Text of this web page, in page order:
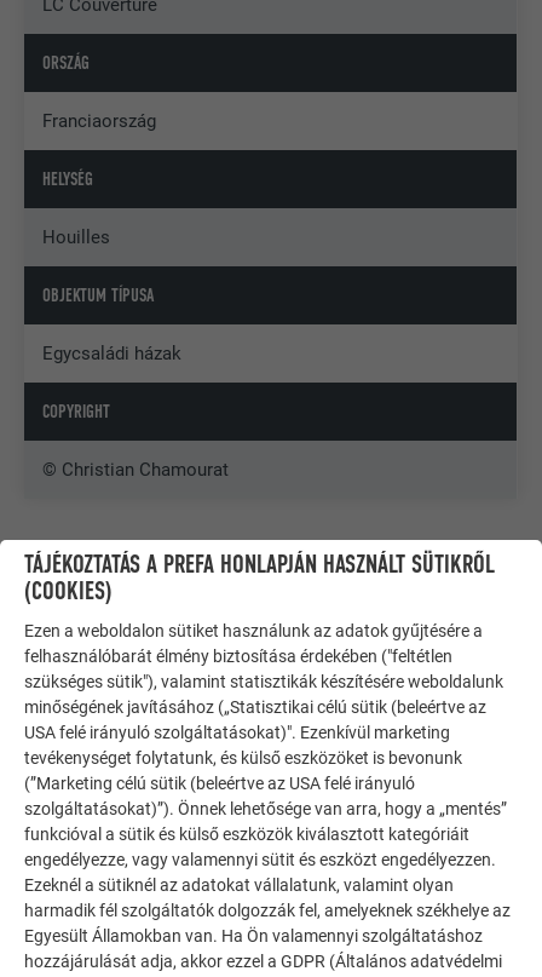
LC Couverture
ORSZÁG
Franciaország
HELYSÉG
Houilles
OBJEKTUM TÍPUSA
Egycsaládi házak
COPYRIGHT
© Christian Chamourat
INSPIRÁLÓDJON
TOVÁBBI ÉPÜLETEK
TÁJÉKOZTATÁS A PREFA HONLAPJÁN HASZNÁLT SÜTIKRŐL
(COOKIES)
Ezen a weboldalon sütiket használunk az adatok gyűjtésére a
felhasználóbarát élmény biztosítása érdekében ("feltétlen
szükséges sütik"), valamint statisztikák készítésére weboldalunk
minőségének javításához („Statisztikai célú sütik (beleértve az
USA felé irányuló szolgáltatásokat)". Ezenkívül marketing
tevékenységet folytatunk, és külső eszközöket is bevonunk
(”Marketing célú sütik (beleértve az USA felé irányuló
szolgáltatásokat)”). Önnek lehetősége van arra, hogy a „mentés”
funkcióval a sütik és külső eszközök kiválasztott kategóriáit
engedélyezze, vagy valamennyi sütit és eszközt engedélyezzen.
Ezeknél a sütiknél az adatokat vállalatunk, valamint olyan
harmadik fél szolgáltatók dolgozzák fel, amelyeknek székhelye az
Egyesült Államokban van. Ha Ön valamennyi szolgáltatáshoz
hozzájárulását adja, akkor ezzel a GDPR (Általános adatvédelmi